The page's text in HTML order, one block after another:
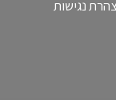
נגישות